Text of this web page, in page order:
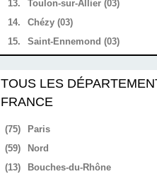
13.
Toulon-sur-Allier (03)
14.
Chézy (03)
15.
Saint-Ennemond (03)
TOUS LES
FRANCE
(75)
Paris
(59)
Nord
(13)
Bouches-du-Rhône